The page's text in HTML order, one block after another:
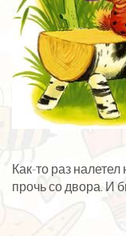
Как-то раз
прочь со двора. И